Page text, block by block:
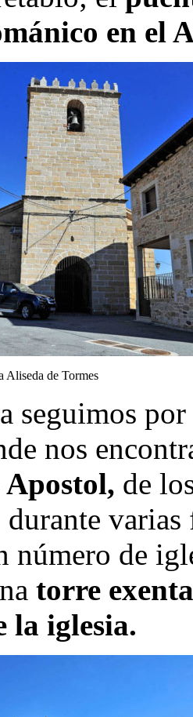
en el
Aliseda de Tormes
seguimos
nos
Apostol, de
varias
número de
torre
la iglesia.